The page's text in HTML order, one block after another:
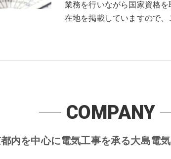
業務を行いながら国家資格
在地を掲載していますので、
内を中心に電気工事を承る大島電
COMPANY